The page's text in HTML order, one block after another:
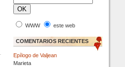
WWW este web
COMENTARIOS RECIENTES
Epílogo de Valjean
Marieta